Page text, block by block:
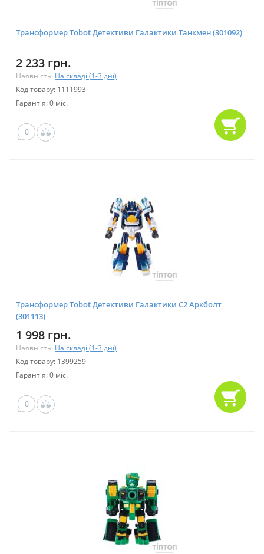
Трансформер Tobot Детективи Галактики Танкмен (301092)
2 233 грн.
Наявність: На складі (1-3 дні)
Код товару: 1111993
Гарантія: 0 міс.
0
Трансформер Tobot Детективи Галактики С2 Аркболт
(301113)
1 998 грн.
Наявність: На складі (1-3 дні)
Код товару: 1399259
Гарантія: 0 міс.
0